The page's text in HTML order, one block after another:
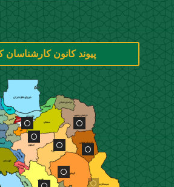
پیوند کانون کارشناسان